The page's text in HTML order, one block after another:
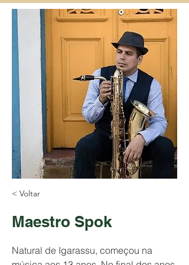
< Voltar
Maestro Spok
Natural de Igarassu, começou na